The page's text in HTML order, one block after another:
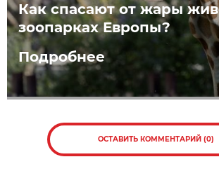
Как спасают от жары
зоопарках Европы?
Подробнее
ОСТАВИТЬ КОММЕНТАРИЙ (0)